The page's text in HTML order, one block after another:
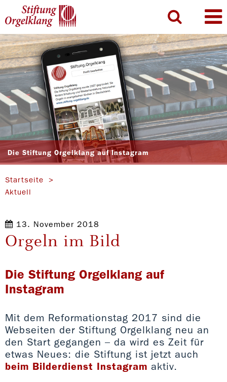
Die Stiftung Orgelklang auf Instagram
Startseite
Aktuell
13. November 2018
Orgeln im Bild
Die Stiftung Orgelklang auf
Instagram
Mit dem Reformationstag 2017 sind die
Webseiten der Stiftung Orgelklang neu an
den Start gegangen – da wird es Zeit für
etwas Neues: die Stiftung ist jetzt auch
beim Bilderdienst Instagram aktiv.